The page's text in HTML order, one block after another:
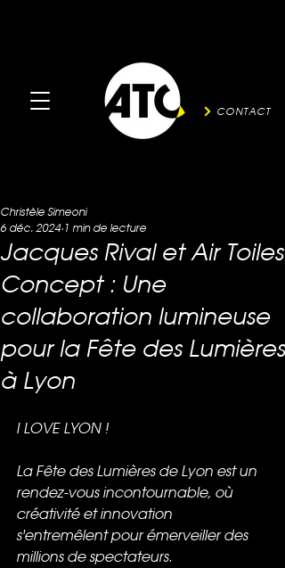
CONTACT
Jacques Rival et Air Toiles
Concept : Une
collaboration lumineuse
pour la Fête des Lumières
à Lyon
Christèle Simeoni
6 déc. 2024 1 min de lecture
I LOVE LYON !
La Fête des Lumières de Lyon est un
rendez-vous incontournable, où
créativité et innovation
s'entremêlent pour émerveiller des
millions de spectateurs.